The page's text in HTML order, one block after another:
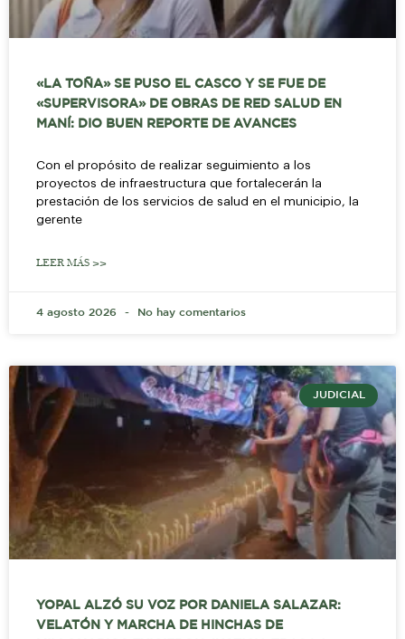
«LA TOÑA» SE PUSO EL CASCO Y SE FUE DE
«SUPERVISORA» DE OBRAS DE RED SALUD EN
MANÍ: DIO BUEN REPORTE DE AVANCES
Con el propósito de realizar seguimiento a los
proyectos de infraestructura que fortalecerán la
prestación de los servicios de salud en el municipio, la
gerente
LEER MÁS >>
4 agosto 2026 No hay comentarios
JUDICIAL
YOPAL ALZÓ SU VOZ POR DANIELA SALAZAR:
VELATÓN Y MARCHA DE HINCHAS DE